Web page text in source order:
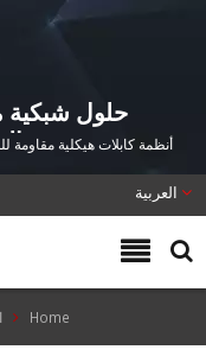
الطلق
العربية
Home